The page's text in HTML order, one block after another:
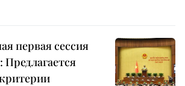
первая сессия